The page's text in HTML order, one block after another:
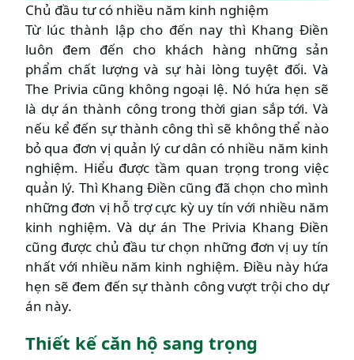
Chủ đầu tư có nhiều năm kinh nghiệm
Từ lúc thành lập cho đến nay thì Khang Điền
luôn đem đến cho khách hàng những sản
phẩm chất lượng và sự hài lòng tuyệt đối. Và
The Privia cũng không ngoại lệ. Nó hứa hẹn sẽ
là dự án thành công trong thời gian sắp tới. Và
nếu kể đến sự thành công thì sẽ không thể nào
bỏ qua đơn vị quản lý cư dân có nhiều năm kinh
nghiệm. Hiểu được tầm quan trọng trong việc
quản lý. Thì Khang Điền cũng đã chọn cho mình
những đơn vị hỗ trợ cực kỳ uy tín với nhiều năm
kinh nghiệm. Và dự án The Privia Khang Điền
cũng được chủ đầu tư chọn những đơn vị uy tín
nhất với nhiều năm kinh nghiệm. Điều này hứa
hẹn sẽ đem đến sự thành công vượt trội cho dự
án này.
Thiết kế căn hộ sang trọng